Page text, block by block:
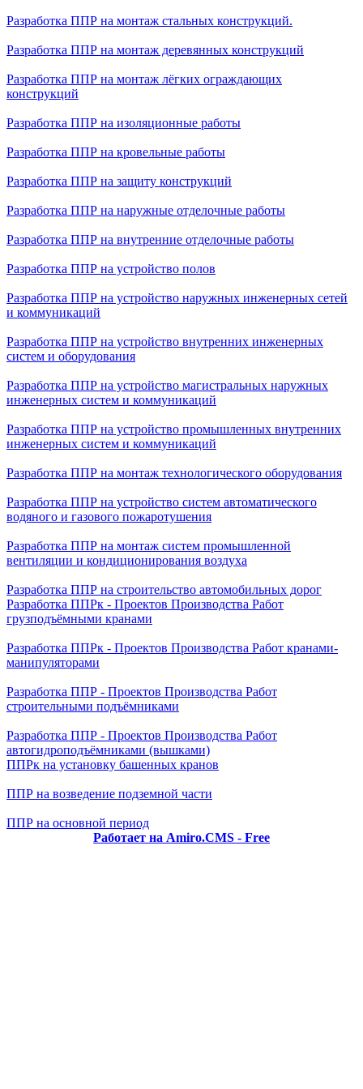
Разработка ППР на монтаж стальных конструкций.
Разработка ППР на монтаж деревянных конструкций
Разработка ППР на монтаж лёгких ограждающих
конструкций
Разработка ППР на изоляционные работы
Разработка ППР на кровельные работы
Разработка ППР на защиту конструкций
Разработка ППР на наружные отделочные работы
Разработка ППР на внутренние отделочные работы
Разработка ППР на устройство полов
Разработка ППР на устройство наружных инженерных сетей
и коммуникаций
Разработка ППР на устройство внутренних инженерных
систем и оборудования
Разработка ППР на устройство магистральных наружных
инженерных систем и коммуникаций
Разработка ППР на устройство промышленных внутренних
инженерных систем и коммуникаций
Разработка ППР на монтаж технологического оборудования
Разработка ППР на устройство систем автоматического
водяного и газового пожаротушения
Разработка ППР на монтаж систем промышленной
вентиляции и кондиционирования воздуха
Разработка ППР на строительство автомобильных дорог
Разработка ППРк - Проектов Производства Работ
грузподъёмными кранами
Разработка ППРк - Проектов Производства Работ кранами-
манипуляторами
Разработка ППР - Проектов Производства Работ
строительными подъёмниками
Разработка ППР - Проектов Производства Работ
автогидроподъёмниками (вышками)
ППРк на установку башенных кранов
ППР на возведение подземной части
ППР на основной период
Работает на Amiro.CMS - Free